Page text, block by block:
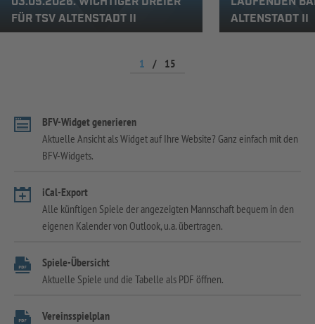
FÜR TSV ALTENSTADT II
ALTENSTADT II
1 / 15
BFV-Widget generieren
Aktuelle Ansicht als Widget auf Ihre Website? Ganz einfach mit den
BFV-Widgets.
iCal-Export
Alle künftigen Spiele der angezeigten Mannschaft bequem in den
eigenen Kalender von Outlook, u.a. übertragen.
Spiele-Übersicht
Aktuelle Spiele und die Tabelle als PDF öffnen.
Vereinsspielplan